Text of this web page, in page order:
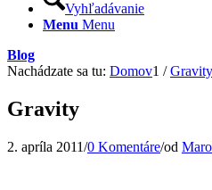
Vyhľadávanie
Menu Menu
Blog
Nachádzate sa tu: Domov1 / Gravity
Gravity
2. apríla 2011/0 Komentáre/od